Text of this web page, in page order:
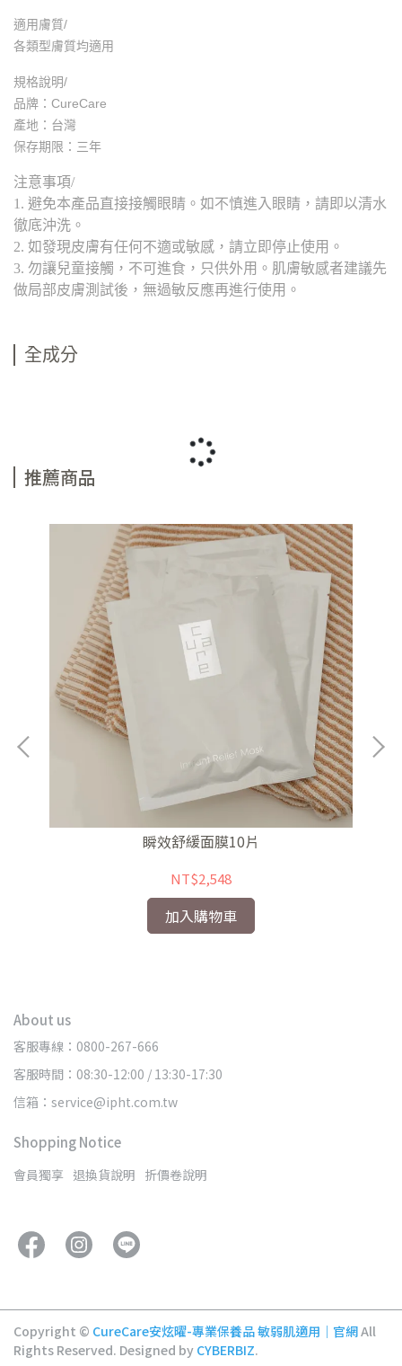
適用膚質/
各類型膚質均適用
規格說明/
品牌：CureCare
產地：台灣
保存期限：三年
注意事項/
1. 避免本產品直接接觸眼睛。如不慎進入眼睛，請即以清水
徹底沖洗。
2. 如發現皮膚有任何不適或敏感，請立即停止使用。
3. 勿讓兒童接觸，不可進食，只供外用。肌膚敏感者建議先
做局部皮膚測試後，無過敏反應再進行使用。
全成分
推薦商品
瞬效舒緩面膜10片
NT$2,548
加入購物車
About us
客服專線：0800-267-666
客服時間：08:30-12:00 / 13:30-17:30
信箱：service@ipht.com.tw
Shopping Notice
會員獨享 退換貨說明 折價卷說明
Copyright © CureCare安炫曜-專業保養品 敏弱肌適用｜官網All
Rights Reserved. Designed by CYBERBIZ.